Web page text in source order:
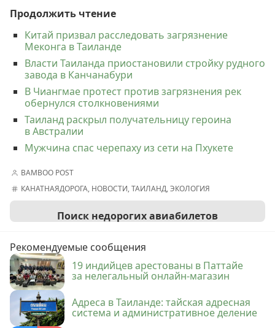
Продолжить чтение
Китай призвал расследовать загрязнение
Меконга в Таиланде
Власти Таиланда приостановили стройку рудного
завода в Канчанабури
В Чиангмае протест против загрязнения рек
обернулся столкновениями
Таиланд раскрыл получательницу героина
в Австралии
Мужчина спас черепаху из сети на Пхукете
BAMBOO POST
КАНАТНАЯДОРОГА, НОВОСТИ,ТАИЛАНД,ЭКОЛОГИЯ
Поиск недорогих авиабилетов
Рекомендуемые сообщения
19 индийцев арестованы в Паттайе
за нелегальный онлайн-магазин
Адреса в Таиланде: тайская адресная
система и административное деление